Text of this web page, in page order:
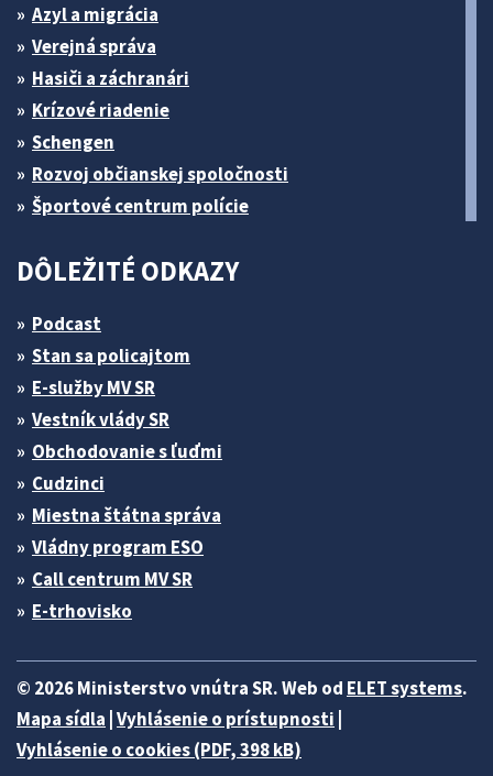
Azyl a migrácia
Verejná správa
Hasiči a záchranári
Krízové riadenie
Schengen
Rozvoj občianskej spoločnosti
Športové centrum polície
DÔLEŽITÉ ODKAZY
Podcast
Stan sa policajtom
E-služby MV SR
Vestník vlády SR
Obchodovanie s ľuďmi
Cudzinci
Miestna štátna správa
Vládny program ESO
Call centrum MV SR
E-trhovisko
© 2026 Ministerstvo vnútra SR. Web od ELET systems.
Mapa sídla |Vyhlásenie o prístupnosti |
Vyhlásenie o cookies (PDF, 398 kB)